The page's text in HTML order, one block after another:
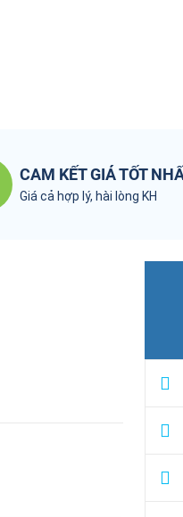
CAM KẾT GIÁ TỐT
Giá cả hợp lý, hài lòng KH